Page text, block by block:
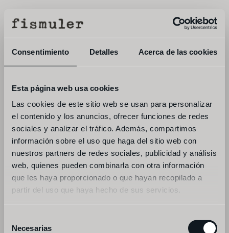
Consentimiento Detalles Acerca de las cookies
Esta página web usa cookies
Las cookies de este sitio web se usan para personalizar
el contenido y los anuncios, ofrecer funciones de redes
sociales y analizar el tráfico. Además, compartimos
información sobre el uso que haga del sitio web con
nuestros partners de redes sociales, publicidad y análisis
web, quienes pueden combinarla con otra información
que les haya proporcionado o que hayan recopilado a
partir del uso que haya hecho de sus servicios.
Necesarias
menú reservar